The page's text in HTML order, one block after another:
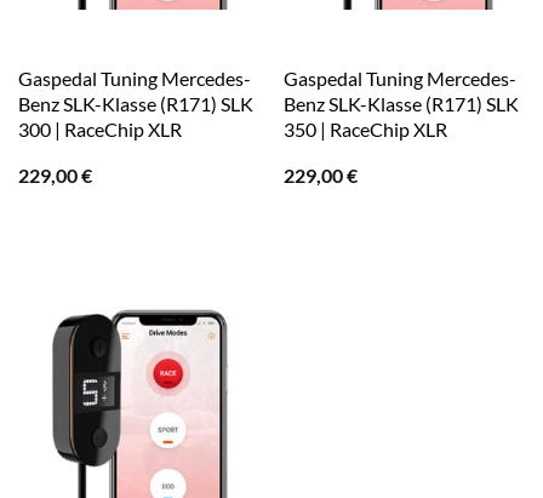
Gaspedal Tuning Mercedes-
Benz SLK-Klasse (R171) SLK
300 | RaceChip XLR
229,00€
Gaspedal Tuning Mercedes-
Benz SLK-Klasse (R171) SLK
350 | RaceChip XLR
229,00€